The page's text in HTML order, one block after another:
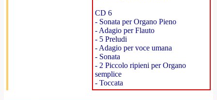
CD 6
- Sonata per Organo Pieno
- Adagio per Flauto
- 5 Preludi
- Adagio per voce umana
- Sonata
- 2 Piccolo ripieni per Organo
semplice
- Toccata